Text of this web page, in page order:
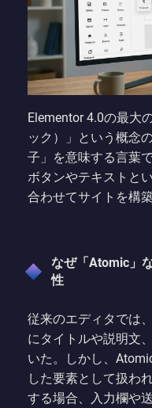
Elementor 4.0の最大
ック）」という概念
子」を意味する言葉
ボタンやテキストと
合わせてサイトを構
なぜ「Atomic」
性
従来のエディタでは
にタイトルや説明文
いた。しかし、
した要素として扱わ
する場合、入力欄や